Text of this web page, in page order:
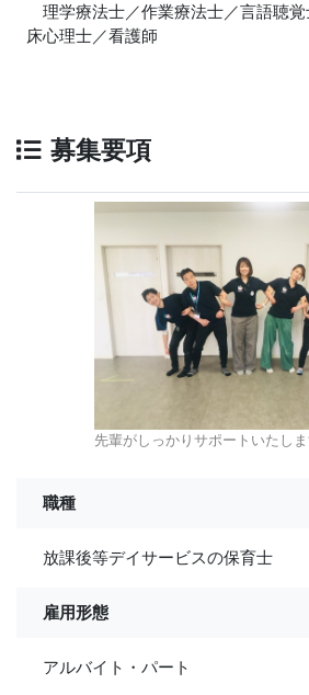
理学療法士／作業療法士／言語聴
床心理士／看護師
募集要項
先輩がしっかりサポートいたしま
職種
放課後等デイサービスの保育士
雇用形態
アルバイト・パート